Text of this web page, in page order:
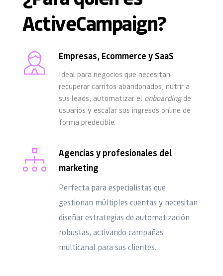
ActiveCampaign?
Empresas, Ecommerce y SaaS
Ideal para negocios que necesitan
recuperar carritos abandonados, nutrir a
sus leads, automatizar el onboarding de
usuarios y escalar sus ingresos online de
forma predecible.
Agencias y profesionales del
marketing
Perfecta para especialistas que
gestionan múltiples cuentas y necesitan
diseñar estrategias de automatización
robustas, activando campañas
multicanal para sus clientes.